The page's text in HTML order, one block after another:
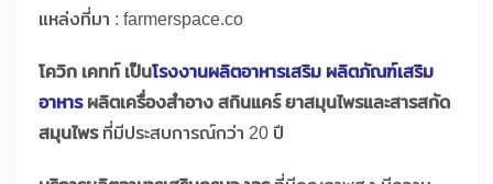
แหล่งที่มา : farmerspace.co
โควิก เคทท์ เป็นโรงงานผลิตอาหารเสริม ผลิตภัณฑ์เสริม
อาหารผลิตเครื่องสำอาง สกินแคร์ ยาสมุนไพรและสารสกัด
สมุนไพรที่มีประสบการณ์กว่า 20 ปี